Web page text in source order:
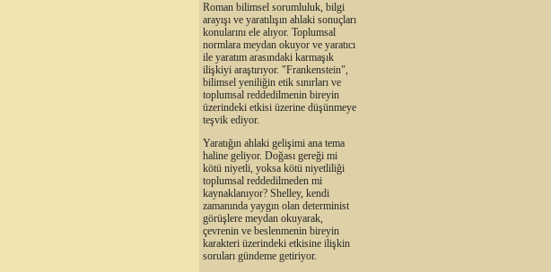
Roman bilimsel sorumluluk, bilgi
arayışı ve yaratılışın ahlaki sonuçları
konularını ele alıyor. Toplumsal
normlara meydan okuyor ve yaratıcı
ile yaratım arasındaki karmaşık
ilişkiyi araştırıyor. "Frankenstein",
bilimsel yeniliğin etik sınırları ve
toplumsal reddedilmenin bireyin
üzerindeki etkisi üzerine düşünmeye
teşvik ediyor.
Yaratığın ahlaki gelişimi ana tema
haline geliyor. Doğası gereği mi
kötü niyetli, yoksa kötü niyetliliği
toplumsal reddedilmeden mi
kaynaklanıyor? Shelley, kendi
zamanında yaygın olan determinist
görüşlere meydan okuyarak,
çevrenin ve beslenmenin bireyin
karakteri üzerindeki etkisine ilişkin
soruları gündeme getiriyor.